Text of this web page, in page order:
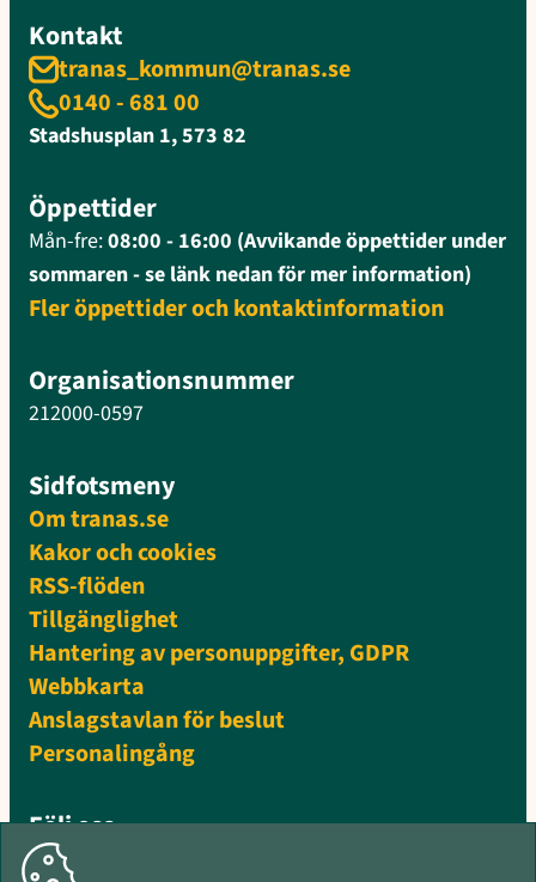
Kontakt
tranas_kommun@tranas.se
0140 - 681 00
Stadshusplan 1, 573 82
Öppettider
Mån-fre:08:00 - 16:00 (Avvikande öppettider under
sommaren - se länk nedan för mer information)
Fler öppettider och kontaktinformation
Organisationsnummer
212000-0597
Sidfotsmeny
Om tranas.se
Kakor och cookies
RSS-flöden
Tillgänglighet
Hantering av personuppgifter, GDPR
Webbkarta
Anslagstavlan för beslut
Personalingång
Följ oss
Facebook